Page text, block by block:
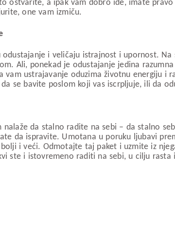
ostvarite, a ipak vam dobro ide, imate
one vam izmiču.
i veličaju istrajnost i upornost.
Ali, ponekad je odustajanje jedina
vam ustrajavanje oduzima životnu energiju
se bavite poslom koji vas iscrpljuje, ili da
nalaže da stalno radite na sebi – da stalno
da ispravite. Umotana u poruku ljubavi
i veći. Odmotajte taj paket i uzmite iz
ste i istovremeno raditi na sebi, u cilju